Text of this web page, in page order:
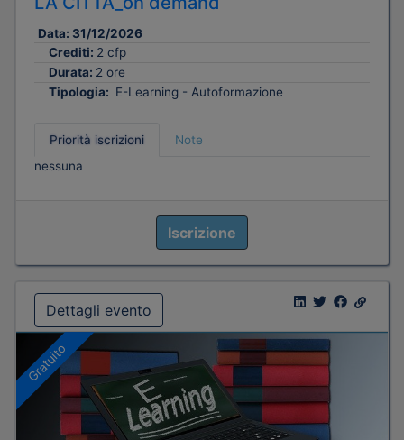
Data: 31/12/2026
Crediti: 2 cfp
Durata: 2 ore
Tipologia: E-Learning - Autoformazione
Priorità iscrizioni
Note
nessuna
Iscrizione
Dettagli evento
Gratuito